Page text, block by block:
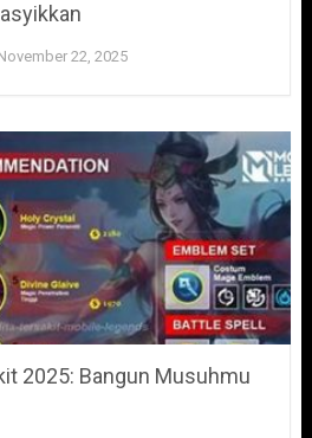
22, 2025
2025: Bangun Musuhmu